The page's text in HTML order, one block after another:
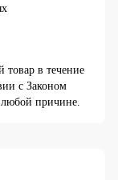
в течение
с Законом
причине.